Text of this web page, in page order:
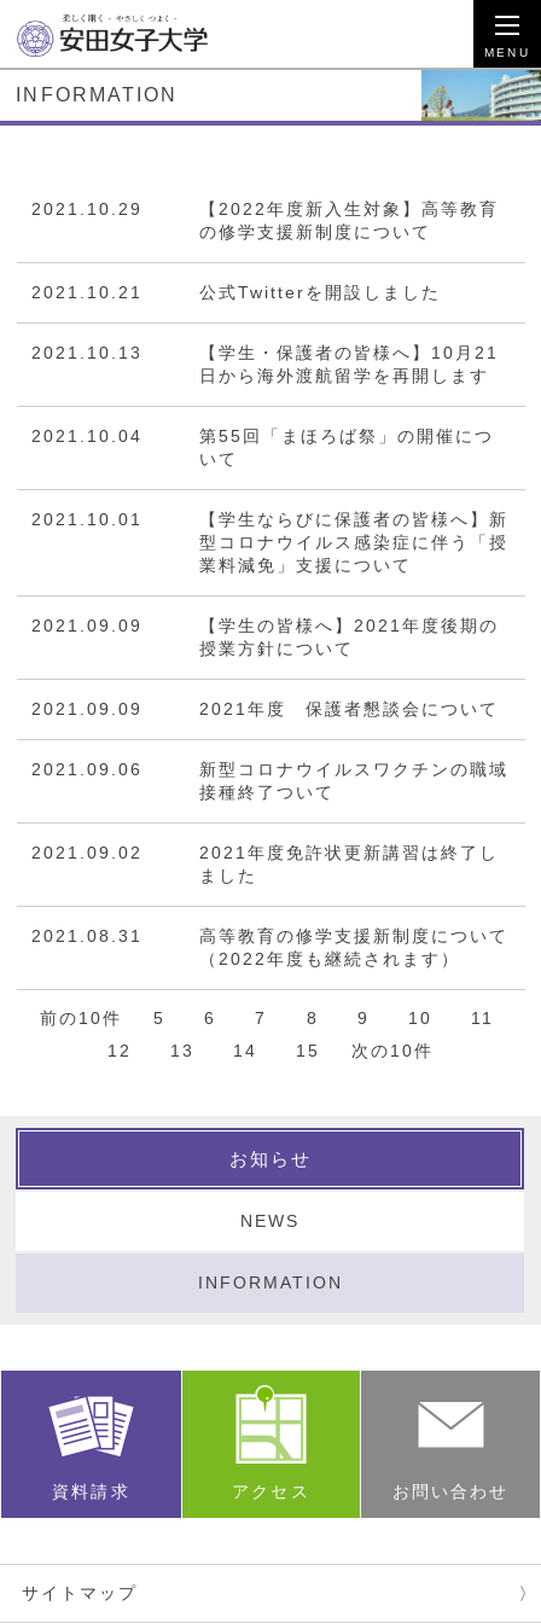
INFORMATION
2021.10.29
【2022年度新入生対象】高等教育
の修学支援新制度について
2021.10.21 公式Twitterを開設しました
2021.10.13
【学生・保護者の皆様へ】10月21
日から海外渡航留学を再開します
2021.10.04
第55回「まほろば祭」の開催につ
いて
2021.10.01
【学生ならびに保護者の皆様へ】新
型コロナウイルス感染症に伴う「授
業料減免」支援について
2021.09.09
【学生の皆様へ】2021年度後期の
授業方針について
2021.09.09 2021年度 保護者懇談会について
2021.09.06
新型コロナウイルスワクチンの職域
接種終了ついて
2021.09.02
2021年度免許状更新講習は終了し
ました
2021.08.31
高等教育の修学支援新制度について
（2022年度も継続されます）
前の10件 5 6 7 8 9 10
11
12
13 14 15 次の10件
お知らせ
NEWS
INFORMATION
資料請求 アクセス お問い合わせ
サイトマップ